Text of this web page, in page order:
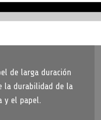
de larga duración
la durabilidad de la
y el papel.